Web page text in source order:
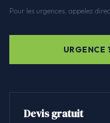
Pour les urgences, appelez
URGENCE
Devis gratuit